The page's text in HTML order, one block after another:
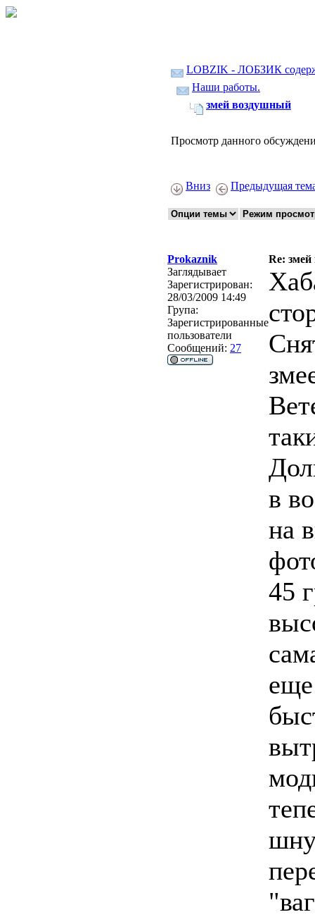
LOBZIK - ЛОБЗИК
Наши работы.
змей воздушный
Просмотр данного
Вниз Предыдущая
Prokaznik
Re:
Заглядывает
Зарегистрирован:
28/03/2009 14:49
Група:
Зарегистрированные
пользователи
Сообщений: 27
в
на
45
еще